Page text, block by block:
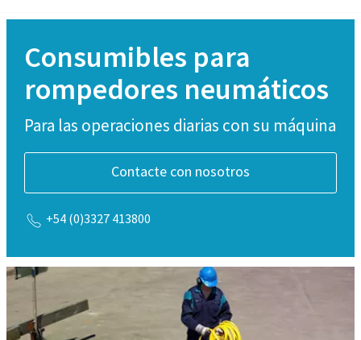
Consumibles para
rompedores neumáticos
Para las operaciones diarias con su máquina
Contacte con nosotros
+54 (0)3327 413800